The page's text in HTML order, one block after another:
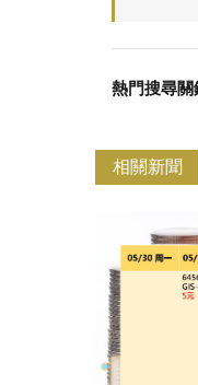
熱門搜尋關
相關新聞